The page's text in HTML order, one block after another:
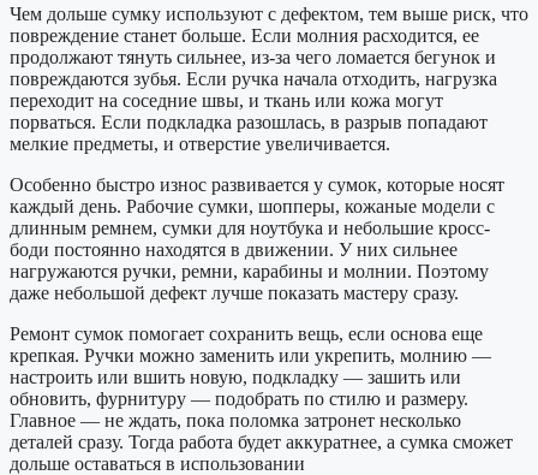
Чем дольше сумку используют с дефектом, тем выше риск, что
повреждение станет больше. Если молния расходится, ее
продолжают тянуть сильнее, из-за чего ломается бегунок и
повреждаются зубья. Если ручка начала отходить, нагрузка
переходит на соседние швы, и ткань или кожа могут
порваться. Если подкладка разошлась, в разрыв попадают
мелкие предметы, и отверстие увеличивается.
Особенно быстро износ развивается у сумок, которые носят
каждый день. Рабочие сумки, шопперы, кожаные модели с
длинным ремнем, сумки для ноутбука и небольшие кросс-
боди постоянно находятся в движении. У них сильнее
нагружаются ручки, ремни, карабины и молнии. Поэтому
даже небольшой дефект лучше показать мастеру сразу.
Ремонт сумок помогает сохранить вещь, если основа еще
крепкая. Ручки можно заменить или укрепить, молнию —
настроить или вшить новую, подкладку — зашить или
обновить, фурнитуру — подобрать по стилю и размеру.
Главное — не ждать, пока поломка затронет несколько
деталей сразу. Тогда работа будет аккуратнее, а сумка сможет
дольше оставаться в использовании